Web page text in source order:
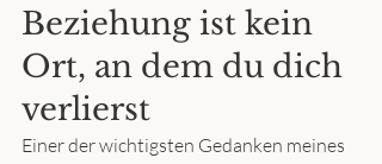
Beziehung ist kein
Ort, an dem du dich
verlierst
Einer der wichtigsten Gedanken meines